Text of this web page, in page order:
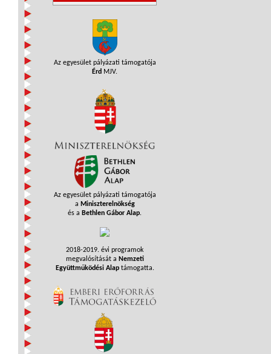
Az egyesület pályázati támogatója
Érd MJV.
Az egyesület pályázati támogatója
a Miniszterelnökség
és a Bethlen Gábor Alap.
2018-2019. évi programok
megvalósítását a Nemzeti
Együttműködési Alaptámogatta.